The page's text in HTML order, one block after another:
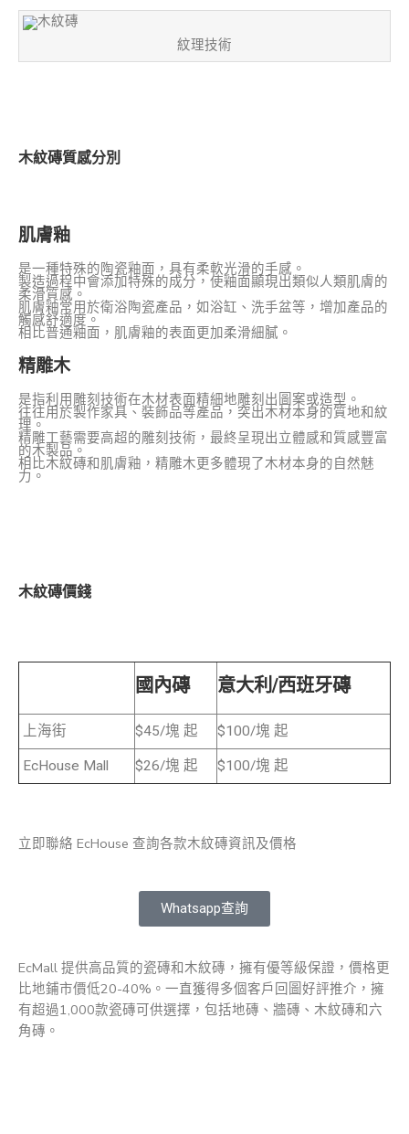
紋理技術
木紋磚質感分別
肌膚釉
是一種特殊的陶瓷釉面，具有柔軟光滑的手感。
製造過程中會添加特殊的成分，使釉面顯現出類似人類肌膚的
柔滑質感。
肌膚釉常用於衛浴陶瓷產品，如浴缸、洗手盆等，增加產品的
觸感舒適度。
相比普通釉面，肌膚釉的表面更加柔滑細膩。
精雕木
是指利用雕刻技術在木材表面精細地雕刻出圖案或造型。
往往用於製作家具、裝飾品等產品，突出木材本身的質地和紋
理。
精雕工藝需要高超的雕刻技術，最終呈現出立體感和質感豐富
的木製品。
相比木紋磚和肌膚釉，精雕木更多體現了木材本身的自然魅
力。
木紋磚價錢
國內磚 意大利/西班牙磚
上海街 $45/塊 起 $100/塊 起
EcHouse Mall $26/塊 起 $100/塊 起
立即聯絡 EcHouse 查詢各款木紋磚資訊及價格
Whatsapp查詢
EcMall 提供高品質的瓷磚和木紋磚，擁有優等級保證，價格更
比地鋪市價低20-40%。一直獲得多個客戶回圖好評推介，擁
有超過1,000款瓷磚可供選擇，包括地磚、牆磚、木紋磚和六
角磚。